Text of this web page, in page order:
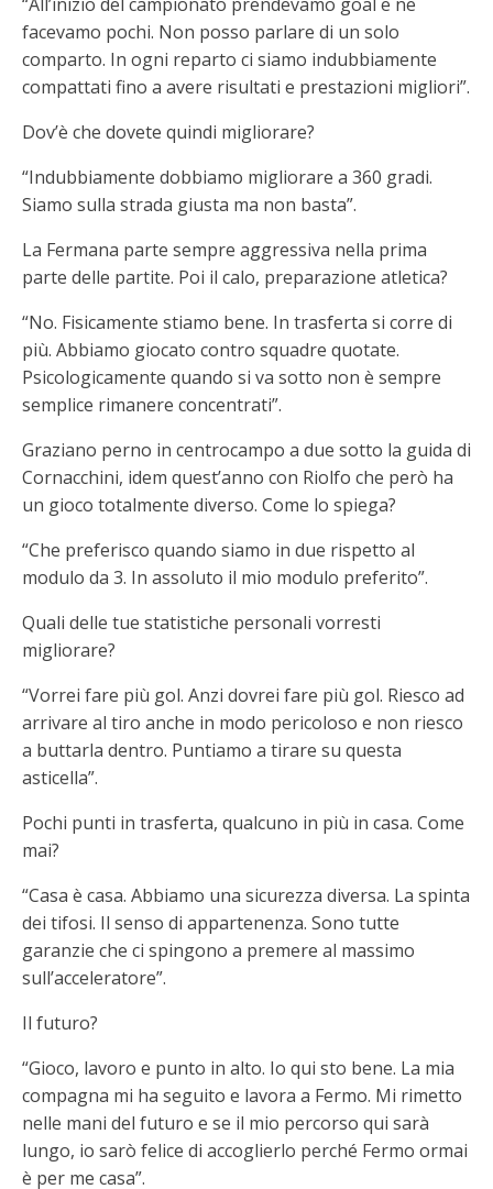
facevamo pochi. Non posso parlare di un solo
comparto. In ogni reparto ci siamo indubbiamente
compattati fino a avere risultati e prestazioni migliori”.
Dov’è che dovete quindi migliorare?
“Indubbiamente dobbiamo migliorare a 360 gradi.
Siamo sulla strada giusta ma non basta”.
La Fermana parte sempre aggressiva nella prima
parte delle partite. Poi il calo, preparazione atletica?
“No. Fisicamente stiamo bene. In trasferta si corre di
più. Abbiamo giocato contro squadre quotate.
Psicologicamente quando si va sotto non è sempre
semplice rimanere concentrati”.
Graziano perno in centrocampo a due sotto la guida di
Cornacchini, idem quest’anno con Riolfo che però ha
un gioco totalmente diverso. Come lo spiega?
“Che preferisco quando siamo in due rispetto al
modulo da 3. In assoluto il mio modulo preferito”.
Quali delle tue statistiche personali vorresti
migliorare?
“Vorrei fare più gol. Anzi dovrei fare più gol. Riesco ad
arrivare al tiro anche in modo pericoloso e non riesco
a buttarla dentro. Puntiamo a tirare su questa
asticella”.
Pochi punti in trasferta, qualcuno in più in casa. Come
mai?
“Casa è casa. Abbiamo una sicurezza diversa. La spinta
dei tifosi. Il senso di appartenenza. Sono tutte
garanzie che ci spingono a premere al massimo
sull’acceleratore”.
Il futuro?
“Gioco, lavoro e punto in alto. Io qui sto bene. La mia
compagna mi ha seguito e lavora a Fermo. Mi rimetto
nelle mani del futuro e se il mio percorso qui sarà
lungo, io sarò felice di accoglierlo perché Fermo ormai
è per me casa”.